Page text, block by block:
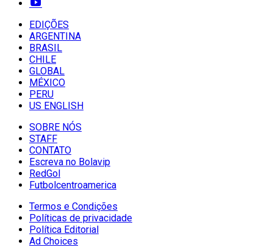
EDIÇÕES
ARGENTINA
BRASIL
CHILE
GLOBAL
MÉXICO
PERU
US ENGLISH
SOBRE NÓS
STAFF
CONTATO
Escreva no Bolavip
RedGol
Futbolcentroamerica
Termos e Condições
Políticas de privacidade
Política Editorial
Ad Choices